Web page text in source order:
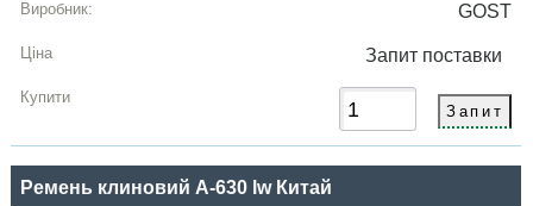
GOST
Запит поставки
Ремень клиновий A-630 lw Китай